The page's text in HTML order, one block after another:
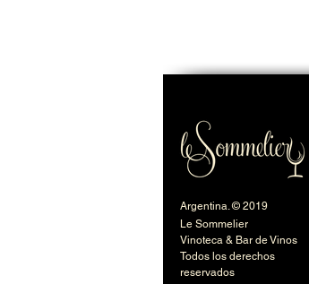
Argentina. © 2019
Le Sommelier
Vinoteca & Bar de Vinos
Todos los derechos
reservados